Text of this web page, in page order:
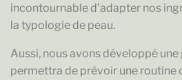
incontournable d’adapter nos
la typologie de peau.
Aussi, nous avons développé
permettra de prévoir une routine